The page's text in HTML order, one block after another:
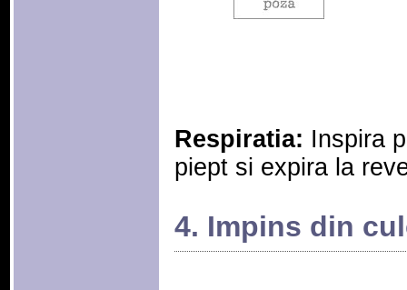
Respiratia: Inspira
piept si expira la
4. Impins din